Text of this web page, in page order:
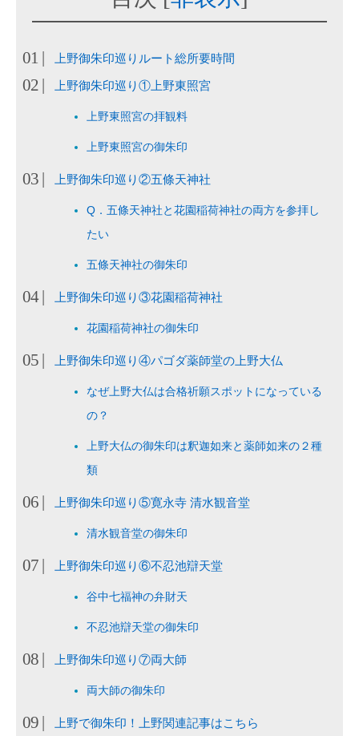
上野御朱印巡りルート総所要時間
上野御朱印巡り①上野東照宮
上野東照宮の拝観料
上野東照宮の御朱印
上野御朱印巡り②五條天神社
Q．五條天神社と花園稲荷神社の両方を参拝し
たい
五條天神社の御朱印
上野御朱印巡り③花園稲荷神社
花園稲荷神社の御朱印
上野御朱印巡り④パゴダ薬師堂の上野大仏
なぜ上野大仏は合格祈願スポットになっている
の？
上野大仏の御朱印は釈迦如来と薬師如来の２種
類
上野御朱印巡り⑤寛永寺 清水観音堂
清水観音堂の御朱印
上野御朱印巡り⑥不忍池辯天堂
谷中七福神の弁財天
不忍池辯天堂の御朱印
上野御朱印巡り⑦両大師
両大師の御朱印
上野で御朱印！上野関連記事はこちら